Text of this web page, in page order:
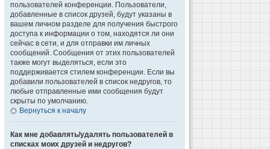
пользователей конференции. Пользователи,
добавленные в список друзей, будут указаны в
вашем личном разделе для получения быстрого
доступа к информации о том, находятся ли они
сейчас в сети, и для отправки им личных
сообщений. Сообщения от этих пользователей
также могут выделяться, если это
поддерживается стилем конференции. Если вы
добавили пользователей в список недругов, то
любые отправленные ими сообщения будут
скрыты по умолчанию.
Вернуться к началу
Как мне добавлять/удалять пользователей в
списках моих друзей и недругов?